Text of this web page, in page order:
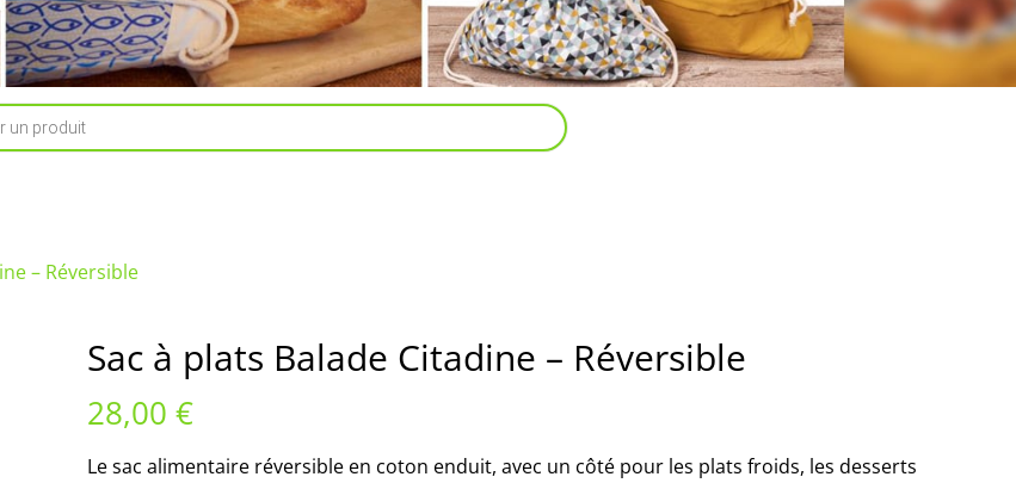
– Réversible
Sac à plats Balade Citadine – Réversible
28,00€
Le sac alimentaire réversible en coton enduit, avec un côté pour les plats froids, les desserts